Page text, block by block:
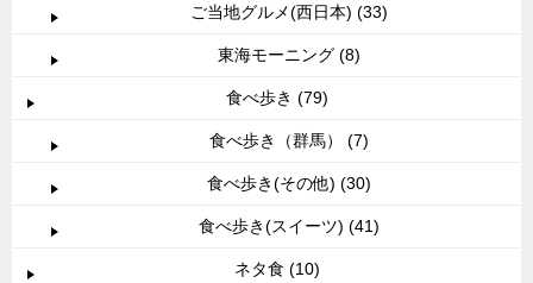
ご当地グルメ(西日本) (33)
東海モーニング (8)
食べ歩き (79)
食べ歩き（群馬） (7)
食べ歩き(その他) (30)
食べ歩き(スイーツ) (41)
ネタ食 (10)